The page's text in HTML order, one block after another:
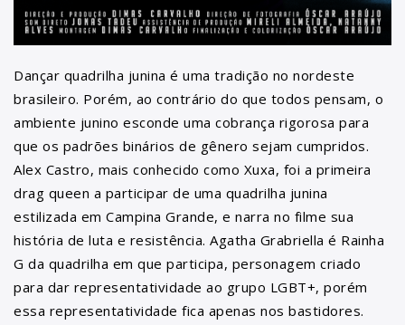
Dançar quadrilha junina é uma tradição no nordeste
brasileiro. Porém, ao contrário do que todos pensam, o
ambiente junino esconde uma cobrança rigorosa para
que os padrões binários de gênero sejam cumpridos.
Alex Castro, mais conhecido como Xuxa, foi a primeira
drag queen a participar de uma quadrilha junina
estilizada em Campina Grande, e narra no filme sua
história de luta e resistência. Agatha Grabriella é Rainha
G da quadrilha em que participa, personagem criado
para dar representatividade ao grupo LGBT+, porém
essa representatividade fica apenas nos bastidores.